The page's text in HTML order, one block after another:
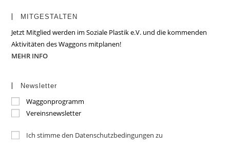
MITGESTALTEN
Jetzt Mitglied werden im Soziale Plastik e.V. und die kommenden
Aktivitäten des Waggons mitplanen!
MEHR INFO
Newsletter
Waggonprogramm
Vereinsnewsletter
Ich stimme den Datenschutzbedingungen zu